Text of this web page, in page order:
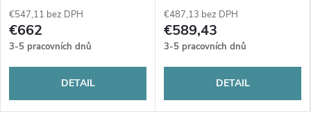
€547,11 bez DPH
€662
3-5 pracovních dnů
DETAIL
€487,13 bez DPH
€589,43
3-5 pracovních dnů
DETAIL